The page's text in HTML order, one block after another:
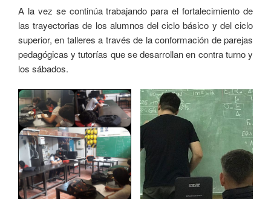
A la vez se continúa trabajando para el fortalecimiento de
las trayectorias de los alumnos del ciclo básico y del ciclo
superior, en talleres a través de la conformación de parejas
pedagógicas y tutorías que se desarrollan en contra turno y
los sábados.